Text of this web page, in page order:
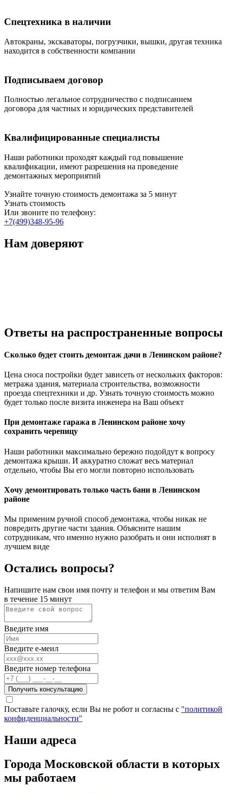
Спецтехника в наличии
Автокраны, экскаваторы, погрузчики, вышки, другая техника
находится в собственности компании
Подписываем договор
Полностью легальное сотрудничество с подписанием
договора для частных и юридических представителей
Квалифицированные специалисты
Наши работники проходят каждый год повышение
квалификации, имеют разрешения на проведение
демонтажных мероприятий
Узнайте точную стоимость демонтажа за 5 минут
Узнать стоимость
Или звоните по телефону:
+7(499)348-95-96
Нам доверяют
Ответы на распространенные вопросы
Сколько будет стоить демонтаж дачи в Ленинском районе?
Цена сноса постройки будет зависеть от нескольких факторов:
метража здания, материала строительства, возможности
проезда спецтехники и др. Узнать точную стоимость можно
будет только после визита инженера на Ваш объект
При демонтаже гаража в Ленинском районе хочу
сохранить черепицу
Наши работники максимально бережно подойдут к вопросу
демонтажа крыши. И аккуратно сложат весь материал
отдельно, чтобы Вы его могли повторно использовать
Хочу демонтировать только часть бани в Ленинском
районе
Мы применим ручной способ демонтажа, чтобы никак не
повредить другие части здания. Объясните нашим
сотрудникам, что именно нужно разобрать и они исполнят в
лучшем виде
Остались вопросы?
Напишите нам свои имя почту и телефон и мы ответим Вам
в течение 15 минут
Введите имя
Введите е-меил
Введите номер телефона
Получить консультацию
Поставьте галочку, если Вы не робот и согласны с "политикой
конфиденциальности"
Наши адреса
Города Московской области в которых
мы работаем